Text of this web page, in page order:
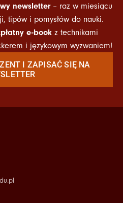
newsletter– raz w miesiącu
tipów i pomysłów do nauki.
e-book z technikami
i językowym wyzwaniem!
I ZAPISAĆ SIĘ NA